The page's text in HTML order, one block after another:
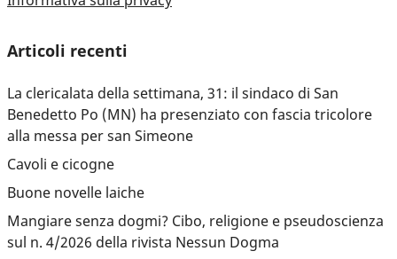
Articoli recenti
La clericalata della settimana, 31: il sindaco di San
Benedetto Po (MN) ha presenziato con fascia tricolore
alla messa per san Simeone
Cavoli e cicogne
Buone novelle laiche
Mangiare senza dogmi? Cibo, religione e pseudoscienza
sul n. 4/2026 della rivista Nessun Dogma